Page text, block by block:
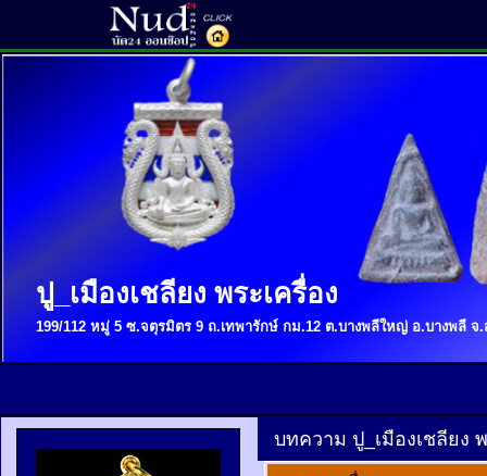
ปู_เมืองเชลียง พระเครื่อง
199/112 หมู่ 5 ซ.จตุรมิตร 9 ถ.เทพารักษ์ กม.12 ต.บางพลีใหญ่ อ.บางพลี จ.
บทความ ปู_เมืองเชลียง